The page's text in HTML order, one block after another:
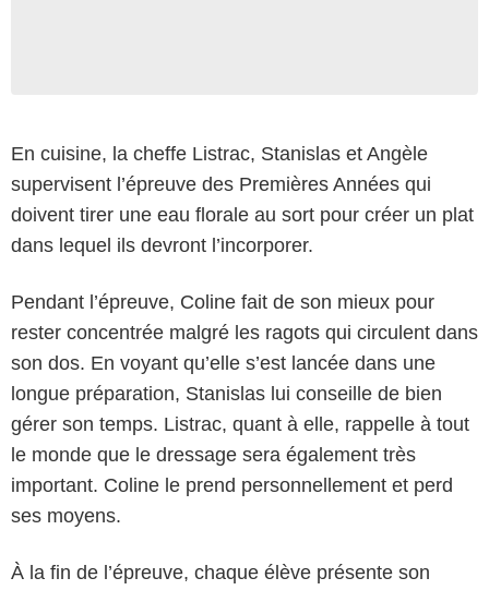
En cuisine, la cheffe Listrac, Stanislas et Angèle
supervisent l’épreuve des Premières Années qui
doivent tirer une eau florale au sort pour créer un plat
dans lequel ils devront l’incorporer.
Pendant l’épreuve, Coline fait de son mieux pour
rester concentrée malgré les ragots qui circulent dans
son dos. En voyant qu’elle s’est lancée dans une
longue préparation, Stanislas lui conseille de bien
gérer son temps. Listrac, quant à elle, rappelle à tout
le monde que le dressage sera également très
important. Coline le prend personnellement et perd
ses moyens.
À la fin de l’épreuve, chaque élève présente son